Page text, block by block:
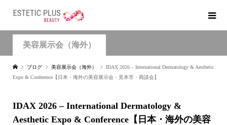
美容展示会（海外）
ブログ 美容展示会（海外）
IDAX 2026 – International Dermatology & Aesthetic
Expo & Conference【日本・海外の美容展示会・見本市・商談会】
IDAX 2026 – International Dermatology &
Aesthetic Expo & Conference【日本・海外の美容